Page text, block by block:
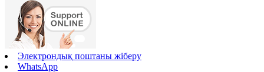
Электрондық поштаны жіберу
WhatsApp